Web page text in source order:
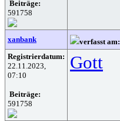
Beiträge:
591758
xanbank verfasst am:
Registrierdatum:
22.11.2023,
07:10
Beiträge:
591758
Gott